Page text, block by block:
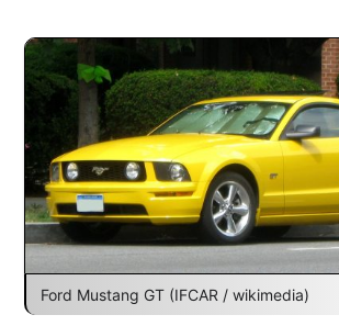
Ford Mustang GT (IFCAR / wikimedia)